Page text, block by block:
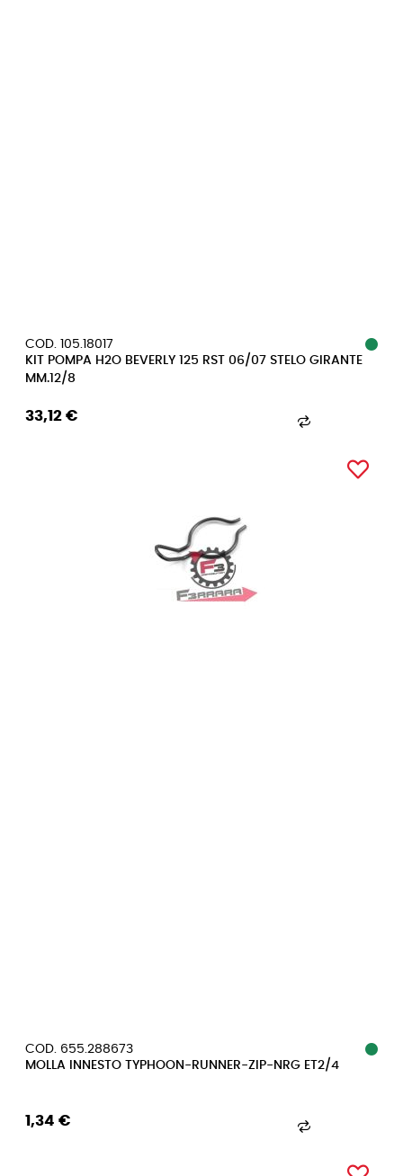
COD. 105.18017
KIT POMPA H2O BEVERLY 125 RST 06/07 STELO GIRANTE
MM.12/8
33,12 €
COD. 655.288673
MOLLA INNESTO TYPHOON-RUNNER-ZIP-NRG ET2/4
1,34 €